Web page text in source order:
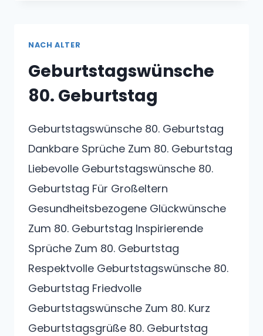
NACH ALTER
Geburtstagswünsche
80. Geburtstag
Geburtstagswünsche 80. Geburtstag
Dankbare Sprüche Zum 80. Geburtstag
Liebevolle Geburtstagswünsche 80.
Geburtstag Für Großeltern
Gesundheitsbezogene Glückwünsche
Zum 80. Geburtstag Inspirierende
Sprüche Zum 80. Geburtstag
Respektvolle Geburtstagswünsche 80.
Geburtstag Friedvolle
Geburtstagswünsche Zum 80. Kurz
Geburtstagsgrüße 80. Geburtstag